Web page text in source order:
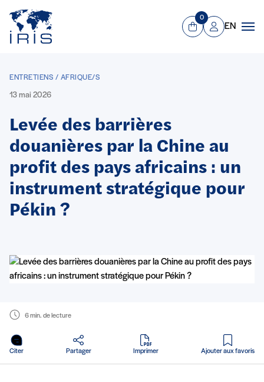
Aller au contenu principal
Panier
0
Mon compte
EN
ENTRETIENS / AFRIQUE/S
13 mai 2026
Levée des barrières
douanières par la Chine au
profit des pays africains : un
instrument stratégique pour
Pékin ?
6 min. de lecture
Citer Partager Imprimer
en PDF
Ajouter aux favoris